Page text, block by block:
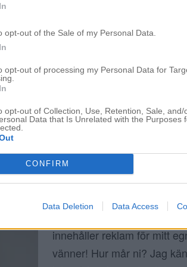
opt-out of the Sale of my Personal Data.
opt-out of processing my Personal Data for
opt-out of Collection, Use, Retention, Sale, and/
Data that Is Unrelated with the Purposes
CONFIRM
Data Deletion Data Access
SÅ FÅR DU DITT DRÖM
Hej fina kompisar! Jag
lugn och avkopplande
tycker förvisso om vinter
MIN LIVS RESA.
29 oktober 2020, 13:33
innehåller reklam för mitt
vänner! Hur mår ni? Jag